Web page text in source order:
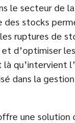
le secteur de
des stocks
ruptures de
d’optimiser
là qu’intervient
dans la
une solution